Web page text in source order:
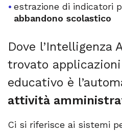
estrazione di indicatori
abbandono scolastico
Dove l’Intelligenza
trovato
educativo è
attività
Ci si riferisce ai sistemi